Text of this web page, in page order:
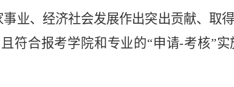
业、经济社会发展作出突出贡献、取
符合报考学院和专业的“申请-考核”